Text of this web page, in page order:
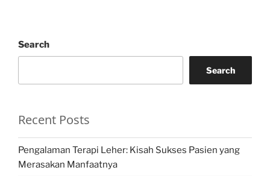
Search
Search
Recent Posts
Pengalaman Terapi Leher: Kisah Sukses Pasien yang
Merasakan Manfaatnya